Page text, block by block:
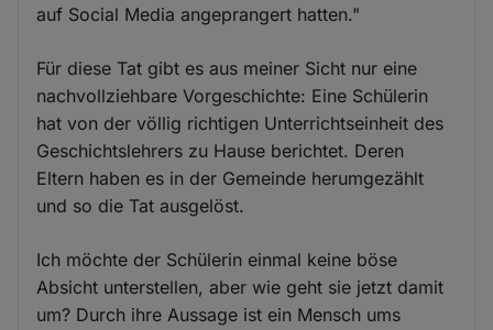
auf Social Media angeprangert hatten."
Für diese Tat gibt es aus meiner Sicht nur eine
nachvollziehbare Vorgeschichte: Eine Schülerin
hat von der völlig richtigen Unterrichtseinheit des
Geschichtslehrers zu Hause berichtet. Deren
Eltern haben es in der Gemeinde herumgezählt
und so die Tat ausgelöst.
Ich möchte der Schülerin einmal keine böse
Absicht unterstellen, aber wie geht sie jetzt damit
um? Durch ihre Aussage ist ein Mensch ums